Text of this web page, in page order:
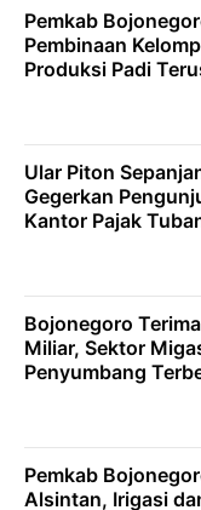
Pemkab
Pembinaan
Produksi Padi
Ular Piton
Gegerkan
Kantor Pajak
Bojonegoro
Miliar, Sektor
Penyumbang
Pemkab
Alsintan, Irigasi